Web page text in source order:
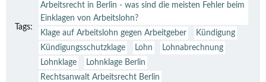
Tags:
Arbeitsrecht in Berlin - was sind die meisten Fehler beim
Einklagen von Arbeitslohn?
Klage auf Arbeitslohn gegen Arbeitgeber
Kündigung
Kündigungsschutzklage
Lohn
Lohnabrechnung
Lohnklage
Lohnklage Berlin
Rechtsanwalt Arbeitsrecht Berlin